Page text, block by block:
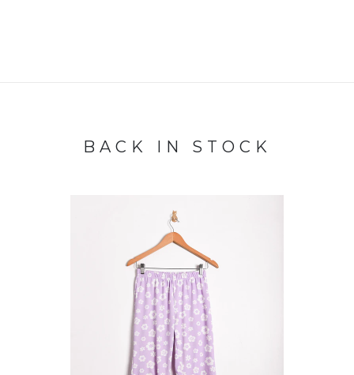
BACK IN STOCK